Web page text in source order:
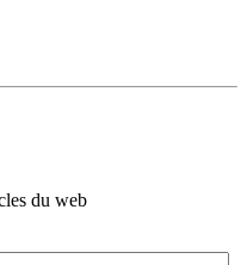
du web